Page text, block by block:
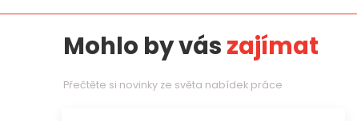
Mohlo by vászajímat
Přečtěte si novinky ze světa nabídek práce